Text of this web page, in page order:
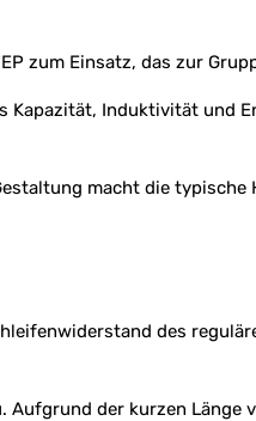
zum Einsatz, das zur
Induktivität und
macht die typische
des
der kurzen Länge